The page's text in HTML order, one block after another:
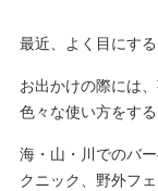
最近、よく目にする
お出かけの際には
色々な使い方をする
海・山・川でのバ
クニック、野外フ